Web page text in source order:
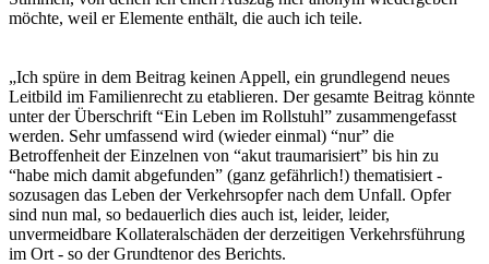
möchte, weil er Elemente enthält, die auch ich teile.
„Ich spüre in dem Beitrag keinen Appell, ein grundlegend neues
Leitbild im Familienrecht zu etablieren. Der gesamte Beitrag könnte
unter der Überschrift “Ein Leben im Rollstuhl” zusammengefasst
werden. Sehr umfassend wird (wieder einmal) “nur” die
Betroffenheit der Einzelnen von “akut traumarisiert” bis hin zu
“habe mich damit abgefunden” (ganz gefährlich!) thematisiert -
sozusagen das Leben der Verkehrsopfer nach dem Unfall. Opfer
sind nun mal, so bedauerlich dies auch ist, leider, leider,
unvermeidbare Kollateralschäden der derzeitigen Verkehrsführung
im Ort - so der Grundtenor des Berichts.